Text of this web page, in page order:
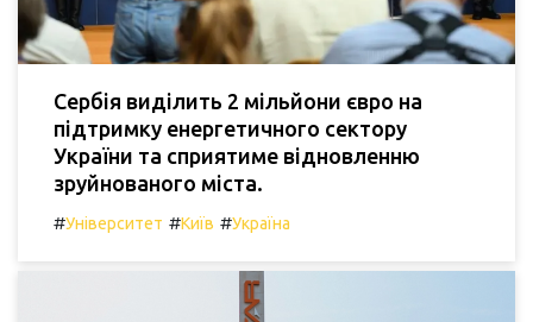
Сербія виділить 2 мільйони євро на
підтримку енергетичного сектору
України та сприятиме відновленню
зруйнованого міста.
#Університет #Київ #Україна